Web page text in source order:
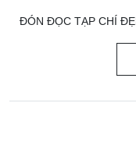
ĐÓN ĐỌC TẠP CHÍ